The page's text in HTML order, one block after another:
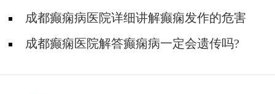
危害?成都癫痫病医院详细讲解癫痫发作的危害
成都癫痫医院解答癫痫病一定会遗传吗?